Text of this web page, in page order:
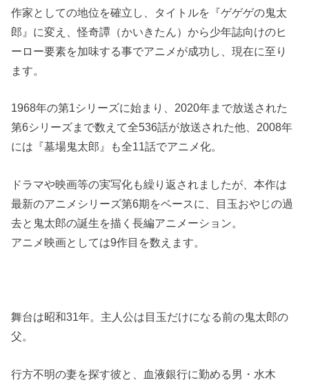
作家としての地位を確立し、タイトルを『ゲゲゲの鬼太
郎』に変え、怪奇譚（かいきたん）から少年誌向けのヒ
ーロー要素を加味する事でアニメが成功し、現在に至り
ます。
1968年の第1シリーズに始まり、2020年まで放送された
第6シリーズまで数えて全536話が放送された他、2008年
には『墓場鬼太郎』も全11話でアニメ化。
ドラマや映画等の実写化も繰り返されましたが、本作は
最新のアニメシリーズ第6期をベースに、目玉おやじの過
去と鬼太郎の誕生を描く長編アニメーション。
アニメ映画としては9作目を数えます。
舞台は昭和31年。主人公は目玉だけになる前の鬼太郎の
父。
行方不明の妻を探す彼と、血液銀行に勤める男・水木